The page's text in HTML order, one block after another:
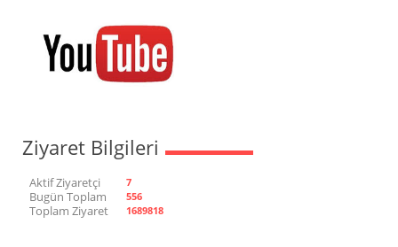
Ziyaret Bilgileri
Aktif Ziyaretçi 7
Bugün Toplam 556
Toplam Ziyaret 1689818